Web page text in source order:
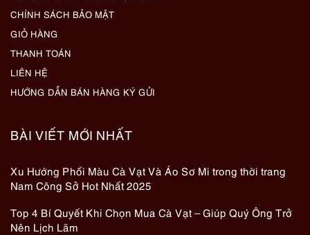
CHÍNH SÁCH BẢO MẬT
GIỎ HÀNG
THANH TOÁN
LIÊN HỆ
HƯỚNG DẪN BÁN HÀNG KÝ GỬI
BÀI VIẾT MỚI NHẤT
Xu Hướng Phối Màu Cà Vạt Và Áo Sơ Mi trong thời trang
Nam Công Sở Hot Nhất 2025
Top 4 Bí Quyết Khi Chọn Mua Cà Vạt – Giúp Quý Ông Trở
Nên Lịch Lãm